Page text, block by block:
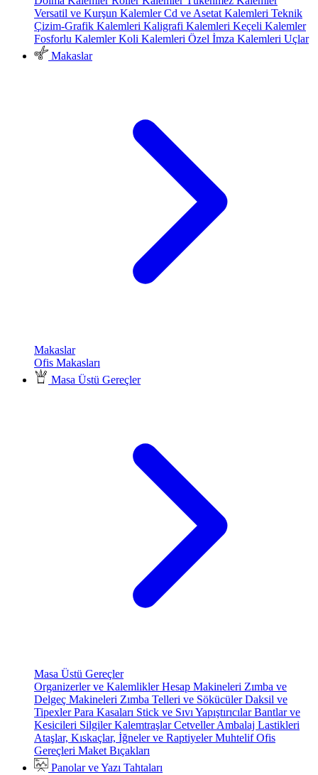
Versatil ve Kurşun KalemlerCd ve Asetat Kalemleri Teknik
Çizim-Grafik Kalemleri Kaligrafi Kalemleri Keçeli Kalemler
Fosforlu KalemlerKoli Kalemleri Özel İmza Kalemleri Uçlar
Makaslar
Makaslar
Ofis Makasları
Masa Üstü Gereçler
Masa Üstü Gereçler
Organizerler ve KalemliklerHesap Makineleri Zımba ve
Delgeç Makineleri Zımba Telleri ve SökücülerDaksil ve
TipexlerPara Kasaları Stick ve Sıvı YapıştırıcılarBantlar ve
Kesicileri SilgilerKalemtraşlarCetvellerAmbalaj Lastikleri
Ataşlar, Kıskaçlar, İğneler ve RaptiyelerMuhtelif Ofis
Gereçleri Maket Bıçakları
Panolar ve Yazı Tahtaları